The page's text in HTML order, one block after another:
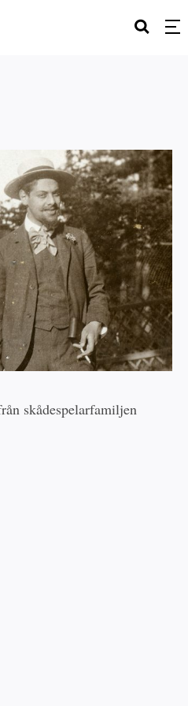
skådespelarfamiljen